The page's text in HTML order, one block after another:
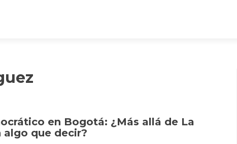
en Bogotá: ¿Más allá de La
algo que decir?